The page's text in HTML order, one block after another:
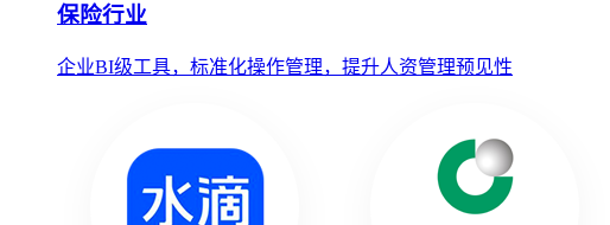
保险行业
企业BI级工具，标准化操作管理，提升人资管理预见性